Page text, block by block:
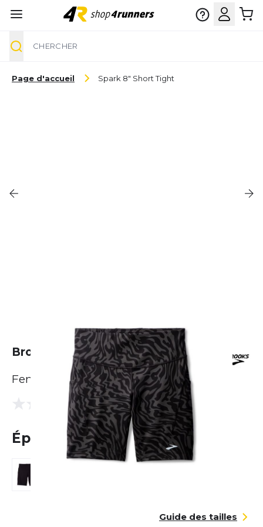
Page d'accueil Spark 8" Short Tight
Brooks Spark 8" Short Tight
Femme
0.0 (0 Avis)
Épuisé
Guide des tailles